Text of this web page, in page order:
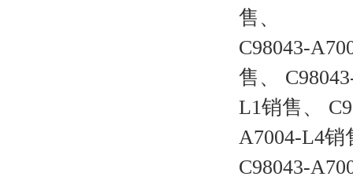
售、
C98043-
售、
L1销售、
A7004-L4
C98043-